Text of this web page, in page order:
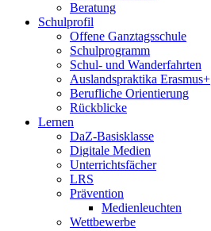
Beratung
Schulprofil
Offene Ganztagsschule
Schulprogramm
Schul- und Wanderfahrten
Auslandspraktika Erasmus+
Berufliche Orientierung
Rückblicke
Lernen
DaZ-Basisklasse
Digitale Medien
Unterrichtsfächer
LRS
Prävention
Medienleuchten
Wettbewerbe